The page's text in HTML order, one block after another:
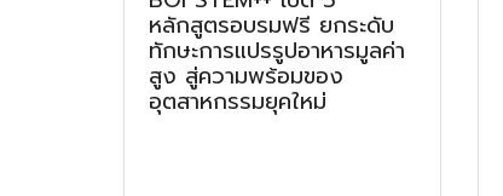
หลักสูตรอบรมฟรี ยกระดับ
ทักษะการแปรรูปอาหารมูลค่า
สูง สู่ความพร้อมของ
อุตสาหกรรมยุคใหม่